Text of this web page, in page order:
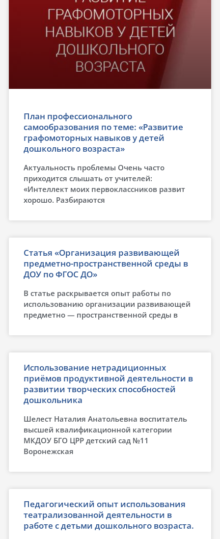
План профессионального
самообразования по теме: «Развитие
графомоторных навыков у детей
дошкольного возраста»
Актуальность проблемы Очень часто
приходится слышать от учителей:
«Интеллект моих первоклассников развит
хорошо. Разбираются
Статья «Организация развивающей
предметно-пространственной среды в
ДОУ по ФГОС ДО»
В статье раскрывается опыт работы по
использованию организации развивающей
предметно — пространственной среды в
Использование нетрадиционных
приёмов продуктивной деятельности в
развитии творческих способностей
дошкольника
Шелест Наталия Анатольевна воспитатель
высшей квалификационной категории
МКДОУ БГО ЦРР детский сад №11
Воронежская
Педагогический опыт использования
театрализованной деятельности в
работе с детьми дошкольного возраста.